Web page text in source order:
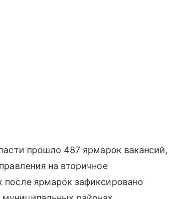
прошло 487 ярмарок вакансий,
на вторичное
после ярмарок зафиксировано